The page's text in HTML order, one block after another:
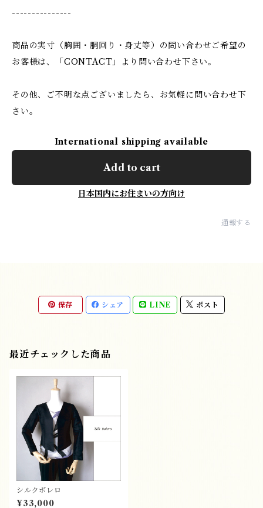
---------------
商品の実寸（胸囲・胴回り・身丈等）の問い合わせご希望の
お客様は、「CONTACT」より問い合わせ下さい。
その他、ご不明な点ございましたら、お気軽に問い合わせ下
さい。
International shipping available
Add to cart
日本国内にお住まいの方向け
通報する
保存 シェア LINE ポスト
最近チェックした商品
シルクボレロ
¥33,000